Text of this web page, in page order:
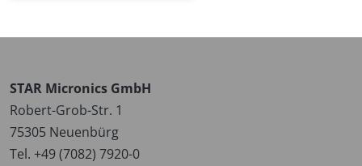
STAR Micronics GmbH
Robert-Grob-Str. 1
75305 Neuenbürg
Tel. +49 (7082) 7920-0